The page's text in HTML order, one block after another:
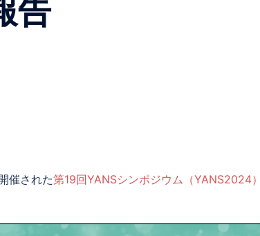
告
催された第19回YANSシンポジウム（YANS2024）